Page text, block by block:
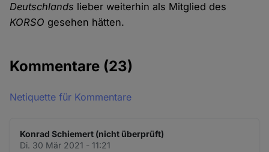
Deutschlands lieber weiterhin als Mitglied des
KORSO gesehen hätten.
Kommentare (23)
Netiquette für Kommentare
Konrad Schiemert (nicht überprüft)
Di. 30 Mär 2021 - 11:21